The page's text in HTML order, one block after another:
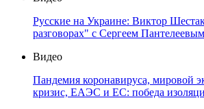
Русские на Украине: Виктор
разговорах" с Сергеем Пантелеевым
Видео
Пандемия коронавируса, мировой
кризис, ЕАЭС и ЕС: победа